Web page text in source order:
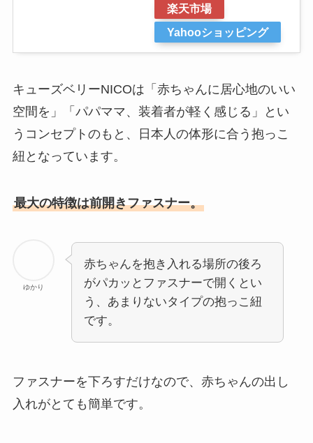
楽天市場
Yahooショッピング
キューズベリーNICOは「赤ちゃんに居心地のいい
空間を」「パパママ、装着者が軽く感じる」とい
うコンセプトのもと、日本人の体形に合う抱っこ
紐となっています。
最大の特徴は前開きファスナー。
ゆかり
赤ちゃんを抱き入れる場所の後ろ
がパカッとファスナーで開くとい
う、あまりないタイプの抱っこ紐
です。
ファスナーを下ろすだけなので、赤ちゃんの出し
入れがとても簡単です。